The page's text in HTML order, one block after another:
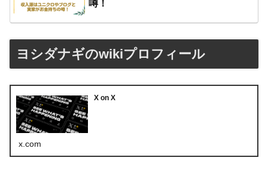
噂！
ヨシダナギのwikiプロフィール
X on X
x.com